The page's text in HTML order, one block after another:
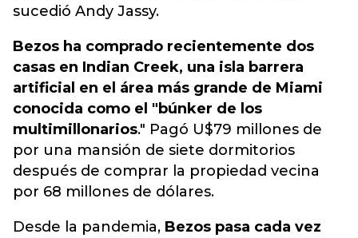
sucedió Andy Jassy.
Bezos ha comprado recientemente dos
casas en Indian Creek, una isla barrera
artificial en el área más grande de Miami
conocida como el "búnker de los
multimillonarios." Pagó U$79 millones de
por una mansión de siete dormitorios
después de comprar la propiedad vecina
por 68 millones de dólares.
Desde la pandemia, Bezos pasa cada vez